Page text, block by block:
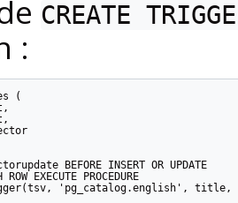
CREATE
:
(
BEFORE INSERT OR UPDATE
EXECUTE PROCEDURE
'pg_catalog.english', title,